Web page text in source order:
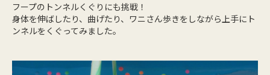
フープのトンネルくぐりにも挑戦！
身体を伸ばしたり、曲げたり、ワニさん歩きをしながら上手にト
ンネルをくぐってみました。